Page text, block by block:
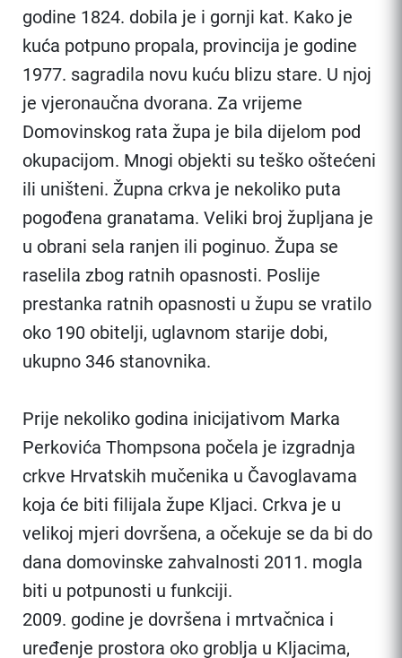
godine 1824. dobila je i gornji kat. Kako je
kuća potpuno propala, provincija je godine
1977. sagradila novu kuću blizu stare. U njoj
je vjeronaučna dvorana. Za vrijeme
Domovinskog rata župa je bila dijelom pod
okupacijom. Mnogi objekti su teško oštećeni
ili uništeni. Župna crkva je nekoliko puta
pogođena granatama. Veliki broj župljana je
u obrani sela ranjen ili poginuo. Župa se
raselila zbog ratnih opasnosti. Poslije
prestanka ratnih opasnosti u župu se vratilo
oko 190 obitelji, uglavnom starije dobi,
ukupno 346 stanovnika.
Prije nekoliko godina inicijativom Marka
Perkovića Thompsona počela je izgradnja
crkve Hrvatskih mučenika u Čavoglavama
koja će biti filijala župe Kljaci. Crkva je u
velikoj mjeri dovršena, a očekuje se da bi do
dana domovinske zahvalnosti 2011. mogla
biti u potpunosti u funkciji.
2009. godine je dovršena i mrtvačnica i
uređenje prostora oko groblja u Kljacima,